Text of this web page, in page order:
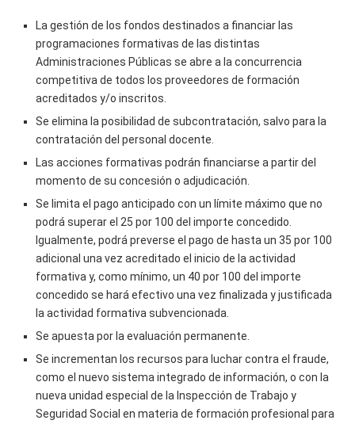
La gestión de los fondos destinados a financiar las
programaciones formativas de las distintas
Administraciones Públicas se abre a la concurrencia
competitiva de todos los proveedores de formación
acreditados y/o inscritos.
Se elimina la posibilidad de subcontratación, salvo para la
contratación del personal docente.
Las acciones formativas podrán financiarse a partir del
momento de su concesión o adjudicación.
Se limita el pago anticipado con un límite máximo que no
podrá superar el 25 por 100 del importe concedido.
Igualmente, podrá preverse el pago de hasta un 35 por 100
adicional una vez acreditado el inicio de la actividad
formativa y, como mínimo, un 40 por 100 del importe
concedido se hará efectivo una vez finalizada y justificada
la actividad formativa subvencionada.
Se apuesta por la evaluación permanente.
Se incrementan los recursos para luchar contra el fraude,
como el nuevo sistema integrado de información, o con la
nueva unidad especial de la Inspección de Trabajo y
Seguridad Social en materia de formación profesional para